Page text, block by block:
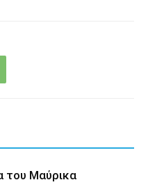
του Μαύρικα